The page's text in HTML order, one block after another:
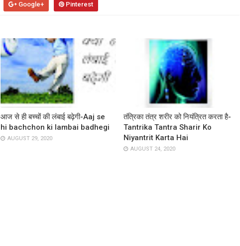
Google+ Pinterest
आज से ही बच्चों की लंबाई बढ़ेगी-Aaj se
hi bachchon ki lambai badhegi
AUGUST 29, 2020
तंत्रिका तंत्र शरीर को नियंत्रित करता है-
Tantrika Tantra Sharir Ko
Niyantrit Karta Hai
AUGUST 24, 2020